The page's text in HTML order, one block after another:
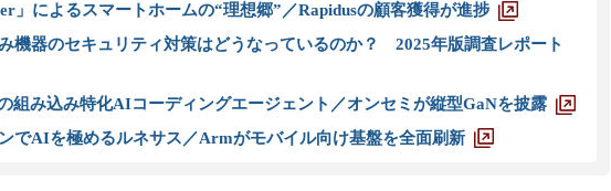
」によるスマートホームの“理想郷”／Rapidusの顧客獲得が進捗
機器のセキュリティ対策はどうなっているのか？ 2025年版調査レポート
組み込み特化AIコーディングエージェント／オンセミが縦型GaNを披露
でAIを極めるルネサス／Armがモバイル向け基盤を全面刷新